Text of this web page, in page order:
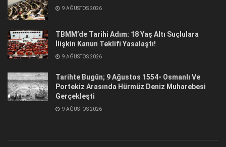
9 AĞUSTOS 2026
TBMM’de Tarihi Adım: 18 Yaş Altı Suçlulara
İlişkin Kanun Teklifi Yasalaştı!
9 AĞUSTOS 2026
Tarihte Bugün; 9 Ağustos 1554- Osmanlı Ve
Portekiz Arasında Hürmüz Deniz Muharebesi
Gerçekleşti
9 AĞUSTOS 2026